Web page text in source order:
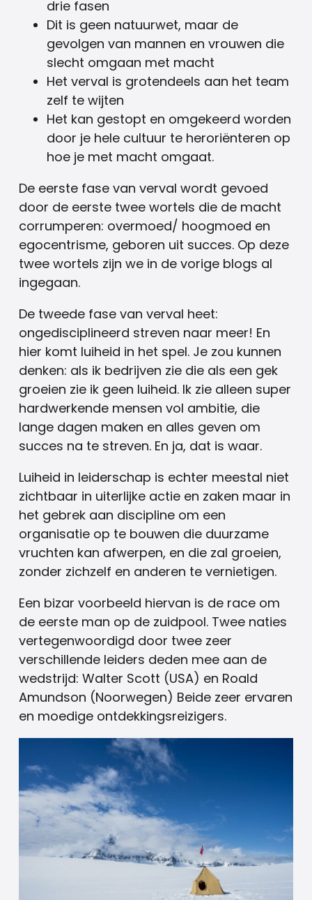
drie fasen
Dit is geen natuurwet, maar de
gevolgen van mannen en vrouwen die
slecht omgaan met macht
Het verval is grotendeels aan het team
zelf te wijten
Het kan gestopt en omgekeerd worden
door je hele cultuur te heroriënteren op
hoe je met macht omgaat.
De eerste fase van verval wordt gevoed
door de eerste twee wortels die de macht
corrumperen: overmoed/ hoogmoed en
egocentrisme, geboren uit succes. Op deze
twee wortels zijn we in de vorige blogs al
ingegaan.
De tweede fase van verval heet:
ongedisciplineerd streven naar meer! En
hier komt luiheid in het spel. Je zou kunnen
denken: als ik bedrijven zie die als een gek
groeien zie ik geen luiheid. Ik zie alleen super
hardwerkende mensen vol ambitie, die
lange dagen maken en alles geven om
succes na te streven. En ja, dat is waar.
Luiheid in leiderschap is echter meestal niet
zichtbaar in uiterlijke actie en zaken maar in
het gebrek aan discipline om een
organisatie op te bouwen die duurzame
vruchten kan afwerpen, en die zal groeien,
zonder zichzelf en anderen te vernietigen.
Een bizar voorbeeld hiervan is de race om
de eerste man op de zuidpool. Twee naties
vertegenwoordigd door twee zeer
verschillende leiders deden mee aan de
wedstrijd: Walter Scott (USA) en Roald
Amundson (Noorwegen) Beide zeer ervaren
en moedige ontdekkingsreizigers.